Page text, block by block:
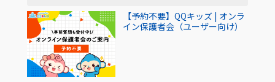
【予約不要】QQキッズ | オンラ
イン保護者会（ユーザー向け）